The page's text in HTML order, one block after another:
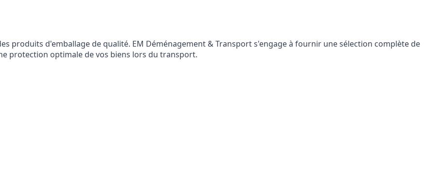
produits d'emballage de qualité. EM Déménagement & Transport s'engage à fournir une sélection complète de
protection optimale de vos biens lors du transport.